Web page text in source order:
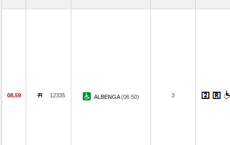
08.59 12335 ALBENGA(06.50) 3